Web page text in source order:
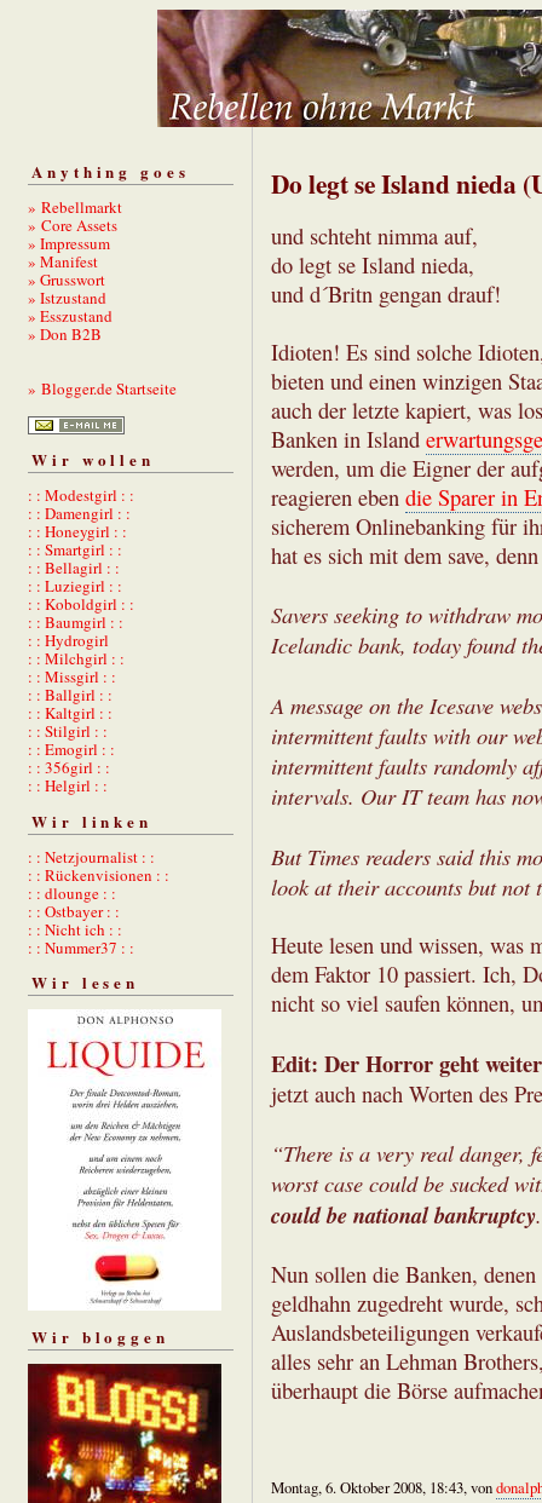
Anything goes
» Rebellmarkt
» Core Assets
» Impressum
» Manifest
» Grusswort
» Istzustand
» Esszustand
» Don B2B
» Blogger.de Startseite
Wir wollen
: : Modestgirl : :
: : Damengirl : :
: : Honeygirl : :
: : Smartgirl : :
: : Bellagirl : :
: : Luziegirl : :
: : Koboldgirl : :
: : Baumgirl : :
: : Hydrogirl
: : Milchgirl : :
: : Missgirl : :
: : Ballgirl : :
: : Kaltgirl : :
: : Stilgirl : :
: : Emogirl : :
: : 356girl : :
: : Helgirl : :
Wir linken
: : Netzjournalist : :
: : Rückenvisionen : :
: : dlounge : :
: : Ostbayer : :
: : Nicht ich : :
: : Nummer37 : :
Wir lesen
Wir bloggen
Do legt se Island nieda
und schteht nimma auf,
do legt se Island nieda,
und d´Britn gengan drauf!
Idioten! Es sind solche
bieten und einen winzigen
auch der letzte kapiert, was
Banken in Island
werden, um die Eigner der
reagieren eben die Sparer in
sicherem Onlinebanking für
hat es sich mit dem save,
Savers seeking to withdraw
Icelandic bank, today found
A message on the Icesave
intermittent faults with our
intermittent faults randomly
intervals. Our IT team has
But Times readers said this
look at their accounts but not
Heute lesen und wissen, was
dem Faktor 10 passiert. Ich,
nicht so viel saufen können,
Edit: Der Horror geht weiter
jetzt auch nach Worten des
“There is a very real danger,
worst case could be sucked
could be national bankruptcy
Nun sollen die Banken,
geldhahn zugedreht wurde,
Auslandsbeteiligungen
alles sehr an Lehman
überhaupt die Börse
Montag, 6. Oktober 2008, 18:43, von